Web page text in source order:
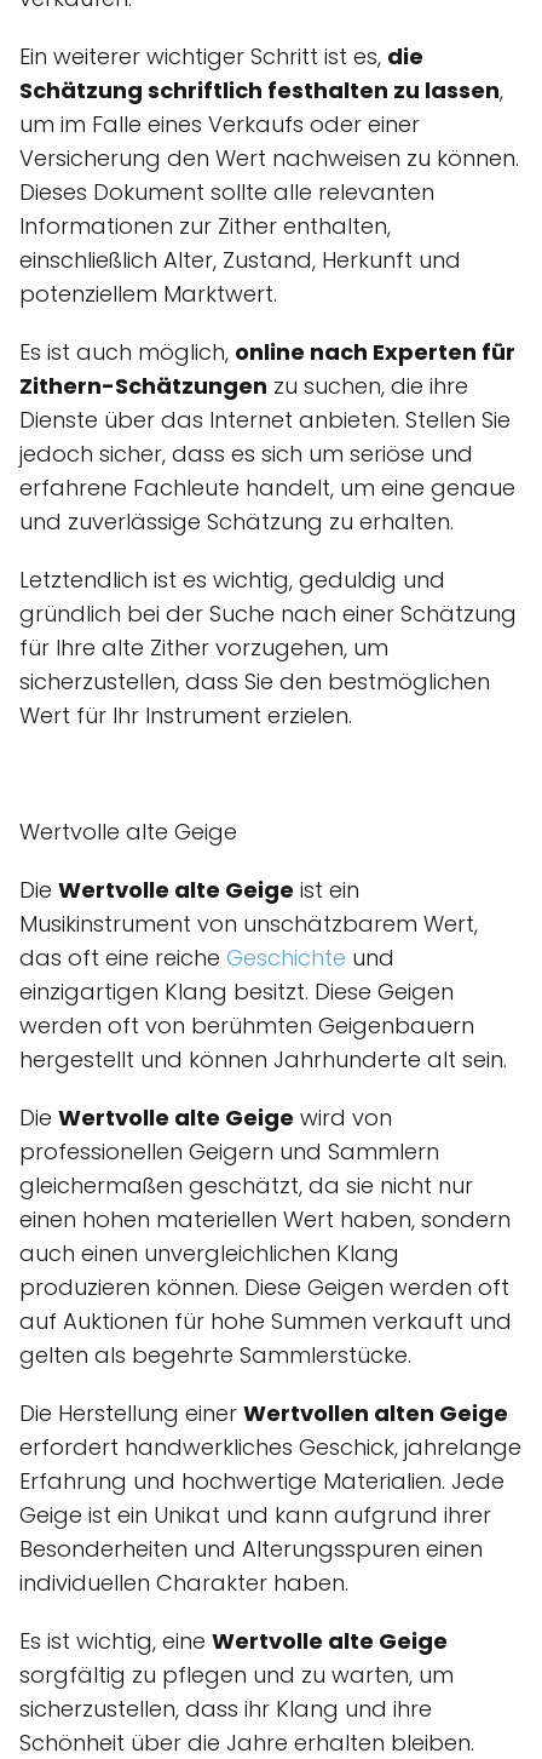
Ein weiterer wichtiger Schritt ist es, die
Schätzung schriftlich festhalten zu lassen,
um im Falle eines Verkaufs oder einer
Versicherung den Wert nachweisen zu können.
Dieses Dokument sollte alle relevanten
Informationen zur Zither enthalten,
einschließlich Alter, Zustand, Herkunft und
potenziellem Marktwert.
Es ist auch möglich, online nach Experten für
Zithern-Schätzungen zu suchen, die ihre
Dienste über das Internet anbieten. Stellen Sie
jedoch sicher, dass es sich um seriöse und
erfahrene Fachleute handelt, um eine genaue
und zuverlässige Schätzung zu erhalten.
Letztendlich ist es wichtig, geduldig und
gründlich bei der Suche nach einer Schätzung
für Ihre alte Zither vorzugehen, um
sicherzustellen, dass Sie den bestmöglichen
Wert für Ihr Instrument erzielen.
Wertvolle alte Geige
Die Wertvolle alte Geige ist ein
Musikinstrument von unschätzbarem Wert,
das oft eine reiche Geschichte und
einzigartigen Klang besitzt. Diese Geigen
werden oft von berühmten Geigenbauern
hergestellt und können Jahrhunderte alt sein.
Die Wertvolle alte Geige wird von
professionellen Geigern und Sammlern
gleichermaßen geschätzt, da sie nicht nur
einen hohen materiellen Wert haben, sondern
auch einen unvergleichlichen Klang
produzieren können. Diese Geigen werden oft
auf Auktionen für hohe Summen verkauft und
gelten als begehrte Sammlerstücke.
Die Herstellung einer Wertvollen alten Geige
erfordert handwerkliches Geschick, jahrelange
Erfahrung und hochwertige Materialien. Jede
Geige ist ein Unikat und kann aufgrund ihrer
Besonderheiten und Alterungsspuren einen
individuellen Charakter haben.
Es ist wichtig, eine Wertvolle alte Geige
sorgfältig zu pflegen und zu warten, um
sicherzustellen, dass ihr Klang und ihre
Schönheit über die Jahre erhalten bleiben.